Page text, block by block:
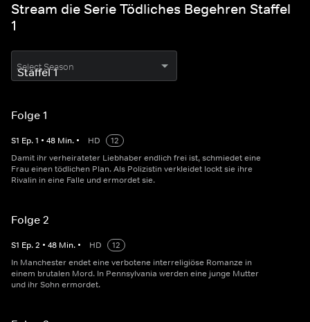
Stream die Serie Tödliches Begehren Staffel
1
Select Season
Folge 1
S1 Ep.1 • 48 Min. • HD
12
Damit ihr verheirateter Liebhaber endlich frei ist, schmiedet eine
Frau einen tödlichen Plan. Als Polizistin verkleidet lockt sie ihre
Rivalin in eine Falle und ermordet sie.
Folge 2
S1 Ep.2 • 48 Min. • HD
12
In Manchester endet eine verbotene interreligiöse Romanze in
einem brutalen Mord. In Pennsylvania werden eine junge Mutter
und ihr Sohn ermordet.